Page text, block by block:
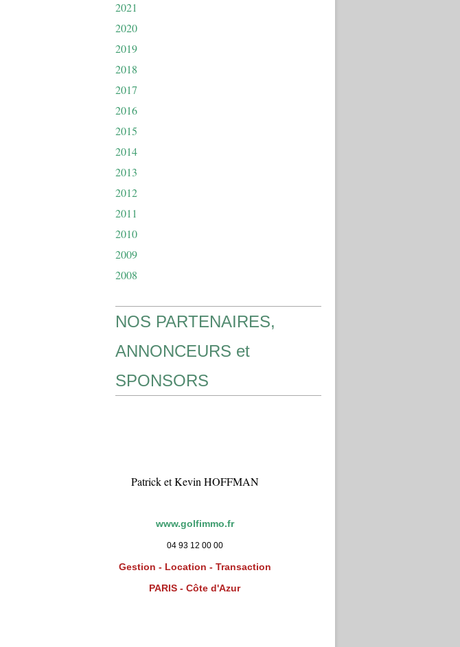
2021
2020
2019
2018
2017
2016
2015
2014
2013
2012
2011
2010
2009
2008
NOS PARTENAIRES,
ANNONCEURS et
SPONSORS
Patrick et Kevin HOFFMAN
www.golfimmo.fr
04 93 12 00 00
Gestion - Location - Transaction
PARIS - Côte d'Azur